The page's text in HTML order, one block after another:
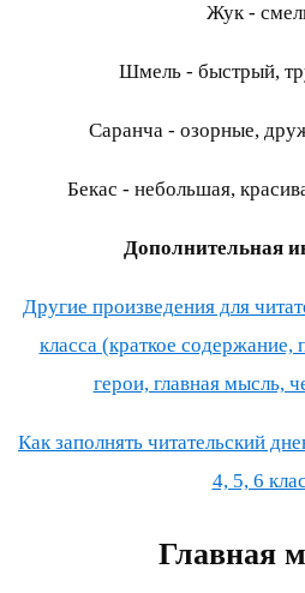
Жук -
Шмель - быстрый,
Саранча - озорные,
Бекас - небольшая,
Дополнительная
Другие произведения для
класса (краткое содержание,
герои, главная мысль,
Как заполнять читательский
4, 5, 6
Главная